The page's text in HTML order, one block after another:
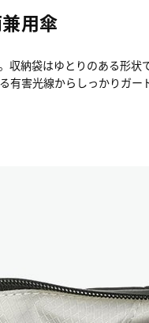
用傘
納袋はゆとりのある形
害光線からしっかりガ